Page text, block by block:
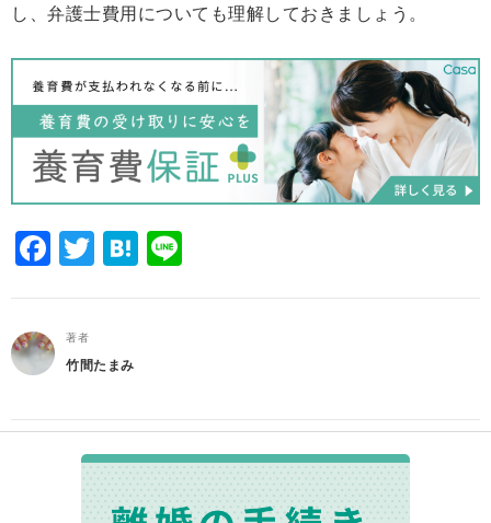
し、弁護士費用についても理解しておきましょう。
Facebook
TwitterHatena
著者
竹間たまみ